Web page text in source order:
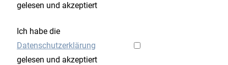
gelesen und akzeptiert
Ich habe die
Datenschutzerklärung
gelesen und akzeptiert